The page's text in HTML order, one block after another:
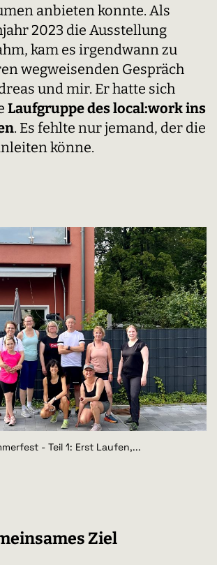
anbieten konnte. Als
2023 die Ausstellung
kam es irgendwann zu
wegweisenden Gespräch
und mir. Er hatte sich
Laufgruppe des local:work ins
. Es fehlte nur jemand, der die
könne.
- Teil 1: Erst Laufen,...
Ziel